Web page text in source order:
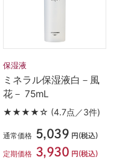
保湿液
ミネラル保湿液白－風
花－ 75mL
★★★★☆ (4.7点／3件)
通常価格 5,039 円(税込)
定期価格 3,930 円(税込)